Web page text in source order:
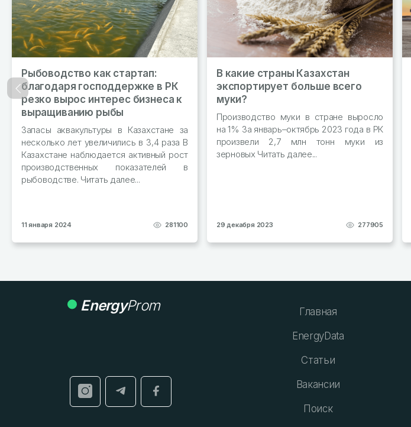
Рыбоводство как стартап:
благодаря господдержке в РК
резко вырос интерес бизнеса к
выращиванию рыбы
Запасы аквакультуры в Казахстане за
несколько лет увеличились в 3,4 раза В
Казахстане наблюдается активный рост
производственных показателей в
рыбоводстве. Читать далее...
11 января 2024 281100
В какие страны Казахстан
экспортирует больше всего
муки?
Производство муки в стране выросло
на 1% За январь–октябрь 2023 года в РК
произвели 2,7 млн тонн муки из
зерновых Читать далее...
29 декабря 2023 277905
Назад
EnergyProm Главная
EnergyData
Статьи
Вакансии
Поиск